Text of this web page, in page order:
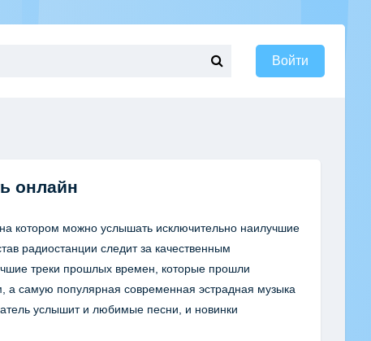
Войти
онлайн
котором можно услышать исключительно наилучшие
радиостанции следит за качественным
треки прошлых времен, которые прошли
самую популярная современная эстрадная музыка
услышит и любимые песни, и новинки